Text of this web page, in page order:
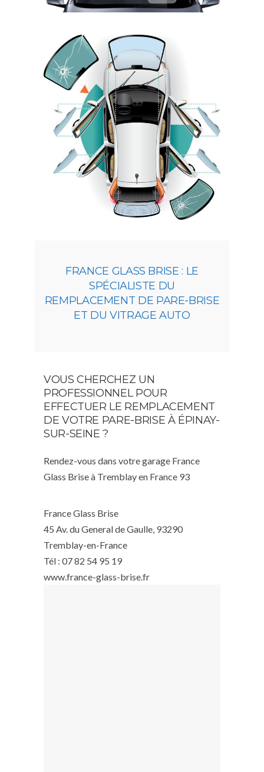
FRANCE GLASS BRISE : LE
SPÉCIALISTE DU
REMPLACEMENT DE PARE-BRISE
ET DU VITRAGE AUTO
VOUS CHERCHEZ UN
PROFESSIONNEL POUR
EFFECTUER LE REMPLACEMENT
DE VOTRE PARE-BRISE À ÉPINAY-
SUR-SEINE ?
Rendez-vous dans votre garage France
Glass Brise à Tremblay en France 93
France Glass Brise
45 Av. du General de Gaulle, 93290
Tremblay-en-France
Tél : 07 82 54 95 19
www.france-glass-brise.fr